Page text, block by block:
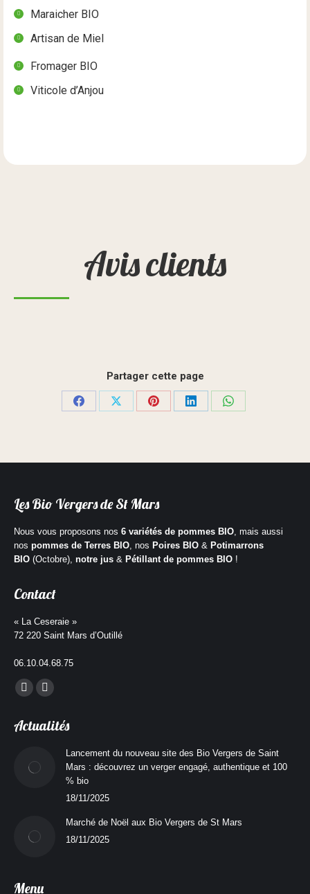
Maraicher BIO
Artisan de Miel
Fromager BIO
Viticole d’Anjou
Avis clients
Partager cette page
PartagerPartagerPartagerPartagerPartager
Les Bio Vergers de St Mars
Nous vous proposons nos 6 variétés de pommes BIO, mais aussi
nos pommes de Terres BIO, nos Poires BIO & Potimarrons
BIO (Octobre), notre jus & Pétillant de pommes BIO !
Contact
« La Ceseraie »
72 220 Saint Mars d’Outillé
06.10.04.68.75
Trouvez nous sur :
La
Facebook
dans
La
Instagram
s'ouvre
nouvelle
fenêtre
Actualités
Lancement du nouveau site des Bio Vergers de Saint
Mars : découvrez un verger engagé, authentique et 100
% bio
18/11/2025
Marché de Noël aux Bio Vergers de St Mars
18/11/2025
Menu